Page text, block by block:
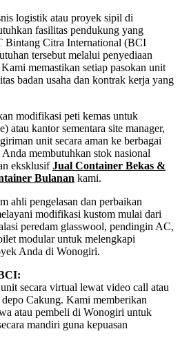
logistik atau proyek sipil di
fasilitas pendukung yang
Bintang Citra International (BCI
tersebut melalui penyediaan
memastikan setiap pasokan unit
badan usaha dan kontrak kerja yang
modifikasi peti kemas untuk
atau kantor sementara site manager,
unit secara aman ke berbagai
membutuhkan stok nasional
eksklusifJual Container Bekas &
Bulanan kami.
ahli pengelasan dan perbaikan
modifikasi kustom mulai dari
peredam glasswool, pendingin AC,
modular untuk melengkapi
Anda di Wonogiri.
secara virtual lewat video call atau
Cakung. Kami memberikan
atau pembeli di Wonogiri untuk
mandiri guna kepuasan